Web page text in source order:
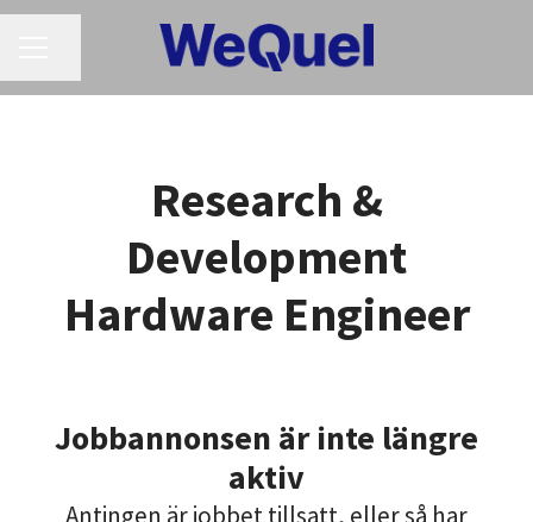
Research &
Development
Hardware Engineer
Jobbannonsen är inte längre
aktiv
Antingen är jobbet tillsatt, eller så har